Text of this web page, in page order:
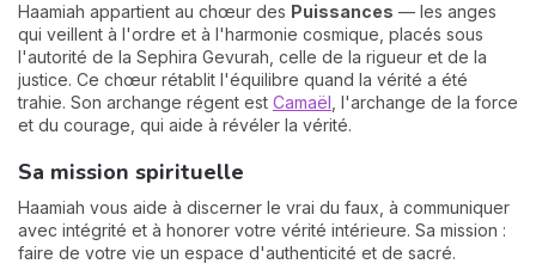
Haamiah appartient au chœur des Puissances — les anges
qui veillent à l'ordre et à l'harmonie cosmique, placés sous
l'autorité de la Sephira Gevurah, celle de la rigueur et de la
justice. Ce chœur rétablit l'équilibre quand la vérité a été
trahie. Son archange régent est Camaël , l'archange de la force
et du courage, qui aide à révéler la vérité.
Sa mission spirituelle
Haamiah vous aide à discerner le vrai du faux, à communiquer
avec intégrité et à honorer votre vérité intérieure. Sa mission :
faire de votre vie un espace d'authenticité et de sacré.